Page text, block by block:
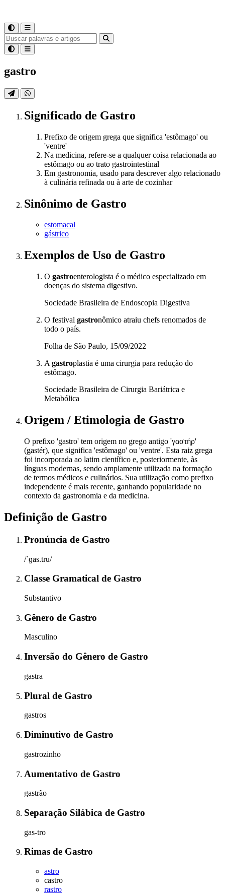
gastro
Significado de Gastro
Prefixo de origem grega que significa 'estômago' ou
'ventre'
Na medicina, refere-se a qualquer coisa relacionada ao
estômago ou ao trato gastrointestinal
Em gastronomia, usado para descrever algo relacionado
à culinária refinada ou à arte de cozinhar
Sinônimo de Gastro
estomacal
gástrico
Exemplos de Uso de Gastro
O gastroenterologista é o médico especializado em
doenças do sistema digestivo.
Sociedade Brasileira de Endoscopia Digestiva
O festival gastronômico atraiu chefs renomados de
todo o país.
Folha de São Paulo, 15/09/2022
A gastroplastia é uma cirurgia para redução do
estômago.
Sociedade Brasileira de Cirurgia Bariátrica e
Metabólica
Origem / Etimologia de Gastro
O prefixo 'gastro' tem origem no grego antigo 'γαστήρ'
(gastér), que significa 'estômago' ou 'ventre'. Esta raiz grega
foi incorporada ao latim científico e, posteriormente, às
línguas modernas, sendo amplamente utilizada na formação
de termos médicos e culinários. Sua utilização como prefixo
independente é mais recente, ganhando popularidade no
contexto da gastronomia e da medicina.
Definição de Gastro
Pronúncia de Gastro
/ˈɡas.tɾu/
Classe Gramatical de Gastro
Substantivo
Gênero de Gastro
Masculino
Inversão do Gênero de Gastro
gastra
Plural de Gastro
gastros
Diminutivo de Gastro
gastrozinho
Aumentativo de Gastro
gastrão
Separação Silábica de Gastro
gas-tro
Rimas de Gastro
astro
castro
rastro